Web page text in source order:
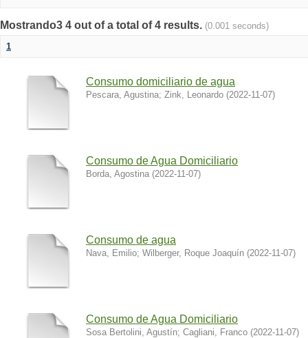
Mostrando3 4 out of a total of 4 results. (0.001 seconds)
1
Consumo domiciliario de agua
Pescara, Agustina; Zink, Leonardo (2022-11-07)
Consumo de Agua Domiciliario
Borda, Agostina (2022-11-07)
Consumo de agua
Nava, Emilio; Wilberger, Roque Joaquín (2022-11-07)
Consumo de Agua Domiciliario
Sosa Bertolini, Agustín; Cagliani, Franco (2022-11-07)